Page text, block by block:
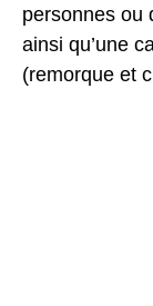
personnes ou
ainsi qu’une
(remorque et